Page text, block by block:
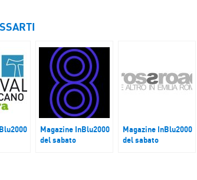
Magazine InBlu2000
del sabato
Magazine InBlu2000
del sabato